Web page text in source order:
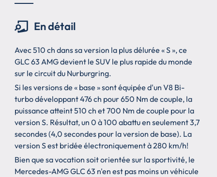
En détail
Avec 510 ch dans sa version la plus délurée « S », ce
GLC 63 AMG devient le SUV le plus rapide du monde
sur le circuit du Nurburgring.
Si les versions de « base » sont équipée d'un V8 Bi-
turbo développant 476 ch pour 650 Nm de couple, la
puissance atteint 510 ch et 700 Nm de couple pour la
version S. Résultat, un 0 à 100 abattu en seulement 3,7
secondes (4,0 secondes pour la version de base). La
version S est bridée électroniquement à 280 km/h!
Bien que sa vocation soit orientée sur la sportivité, le
Mercedes-AMG GLC 63 n'en est pas moins un véhicule